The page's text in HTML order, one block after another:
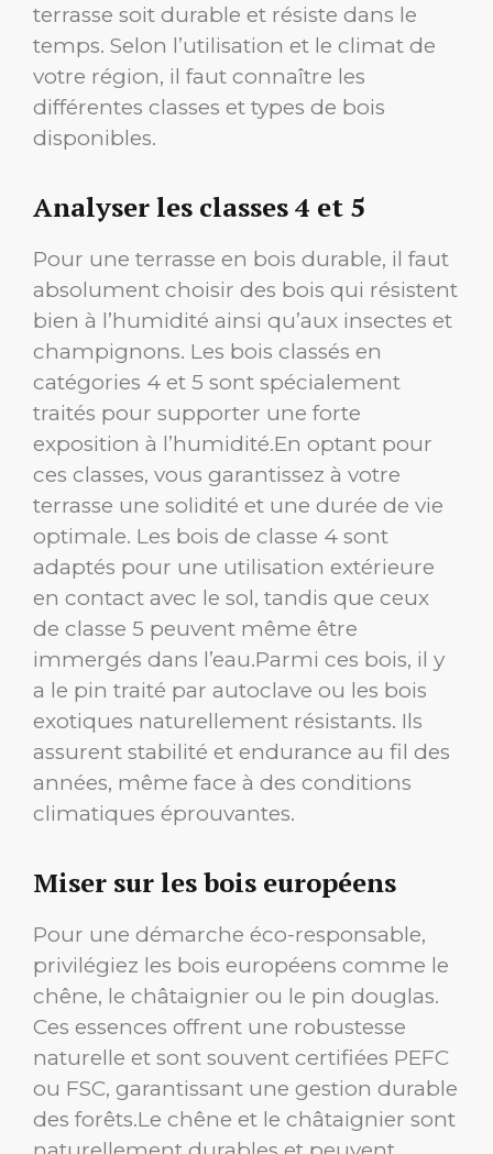
terrasse soit durable et résiste dans le
temps. Selon l’utilisation et le climat de
votre région, il faut connaître les
différentes classes et types de bois
disponibles.
Analyser les classes 4 et 5
Pour une terrasse en bois durable, il faut
absolument choisir des bois qui résistent
bien à l’humidité ainsi qu’aux insectes et
champignons. Les bois classés en
catégories 4 et 5 sont spécialement
traités pour supporter une forte
exposition à l’humidité.En optant pour
ces classes, vous garantissez à votre
terrasse une solidité et une durée de vie
optimale. Les bois de classe 4 sont
adaptés pour une utilisation extérieure
en contact avec le sol, tandis que ceux
de classe 5 peuvent même être
immergés dans l’eau.Parmi ces bois, il y
a le pin traité par autoclave ou les bois
exotiques naturellement résistants. Ils
assurent stabilité et endurance au fil des
années, même face à des conditions
climatiques éprouvantes.
Miser sur les bois européens
Pour une démarche éco-responsable,
privilégiez les bois européens comme le
chêne, le châtaignier ou le pin douglas.
Ces essences offrent une robustesse
naturelle et sont souvent certifiées PEFC
ou FSC, garantissant une gestion durable
des forêts.Le chêne et le châtaignier sont